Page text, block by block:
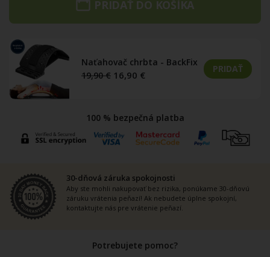
PRIDAŤ DO KOŠÍKA
Naťahovač chrbta - BackFix
19,90€ 16,90 €
PRIDAŤ
100 % bezpečná platba
30-dňová záruka spokojnosti
Aby ste mohli nakupovať bez rizika, ponúkame 30-dňovú
záruku vrátenia peňazí! Ak nebudete úplne spokojní,
kontaktujte nás pre vrátenie peňazí.
Potrebujete pomoc?